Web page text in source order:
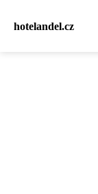
hotelandel.cz